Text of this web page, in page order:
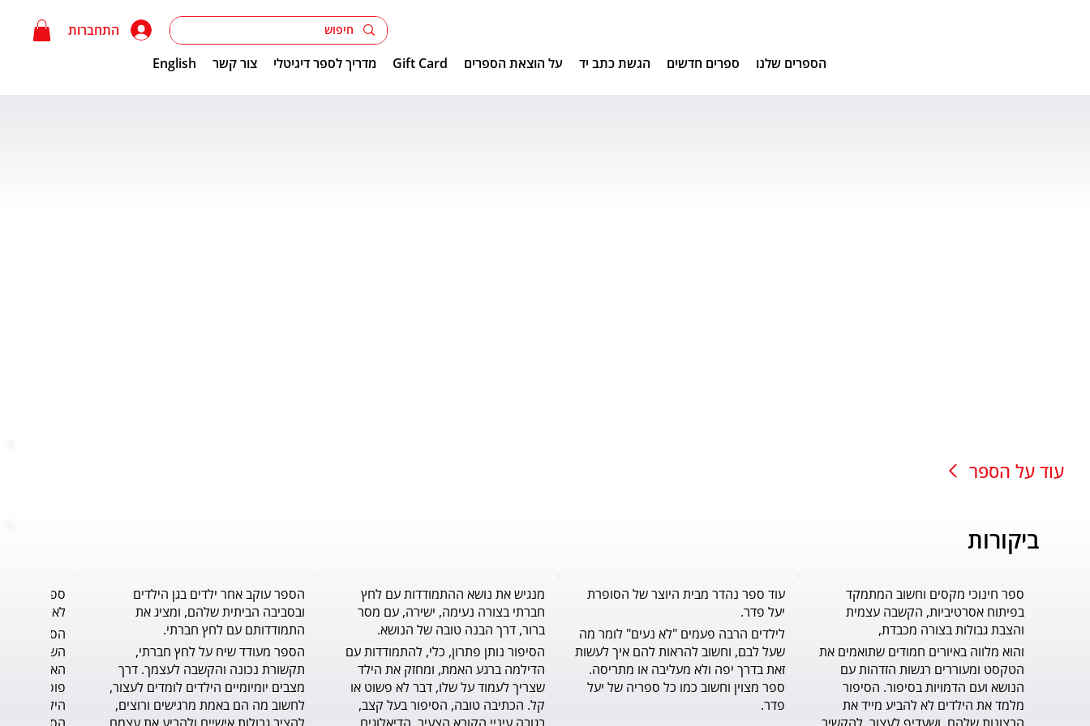
התחברות
הספרים שלנו
ספרים חדשים הגשת כתב יד על הוצאת הספרים Gift Card מדריך לספר דיגיטלי צור קשר English
עוד על הספר
ביקורות
ספר חינוכי מקסים וחשוב המתמקד
בפיתוח אסרטיביות, הקשבה עצמית
והצבת גבולות בצורה מכבדת,
והוא מלווה באיורים חמודים שתואמים את
הנושא ועם הדמויות בסיפור. הסיפור
מלמד את הילדים לא להביע מייד את
עוד ספר נהדר מבית היוצר של הסופרת
יעל פדר.
פדר.
מנגיש את נושא ההתמודדות עם לחץ
חברתי בצורה נעימה, ישירה, עם מסר
ברור, דרך הבנה טובה של הנושא.
הספר עוקב אחר ילדים בגן הילדים
ובסביבה הביתית שלהם, ומציג את
התמודדותם עם לחץ חברתי.
תקשורת נכונה והקשבה לעצמך. דרך
ספר נוגע
לאורך